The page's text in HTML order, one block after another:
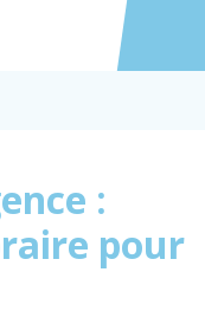
Accéder
:
pour